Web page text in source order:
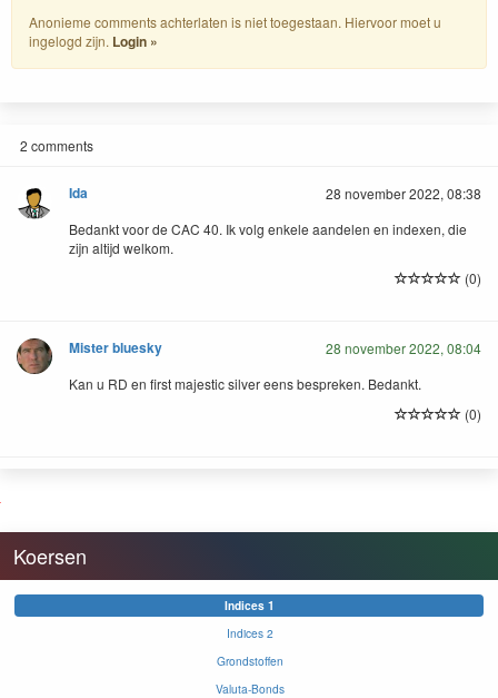
Anonieme comments achterlaten is niet toegestaan. Hiervoor moet u
ingelogd zijn. Login »
2 comments
Ida
28 november 2022, 08:38
Bedankt voor de CAC 40. Ik volg enkele aandelen en indexen, die
zijn altijd welkom.
(0)
Mister bluesky
28 november 2022, 08:04
Kan u RD en first majestic silver eens bespreken. Bedankt.
(0)
Koersen
Indices 1
Indices 2
Grondstoffen
Valuta-Bonds